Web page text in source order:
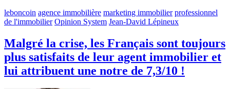
leboncoin agence immobilière marketing immobilier professionnel
de l'immobilier Opinion System Jean-David Lépineux
Malgré la crise, les Français sont toujours
plus satisfaits de leur agent immobilier et
lui attribuent une notre de 7,3/10 !